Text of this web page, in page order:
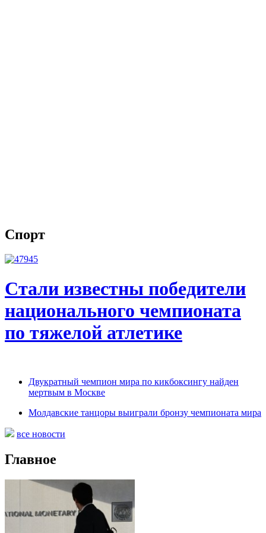
Спорт
Стали известны победители
национального чемпионата
по тяжелой атлетике
Двукратный чемпион мира по кикбоксингу найден
мертвым в Москве
Молдавские танцоры выиграли бронзу чемпионата мира
все новости
Главное